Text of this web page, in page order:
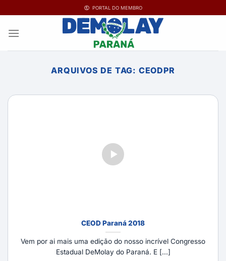
para
PORTAL DO MEMBRO
ARQUIVOS DE TAG: CEODPR
CEOD Paraná 2018
Vem por ai mais uma edição do nosso incrível Congresso
Estadual DeMolay do Paraná. E [...]